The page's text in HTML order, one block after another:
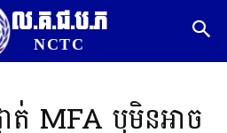
ល.គ.ជ.ប.ភ
NCTC
ទាត់ MFA ឬមិនអាច